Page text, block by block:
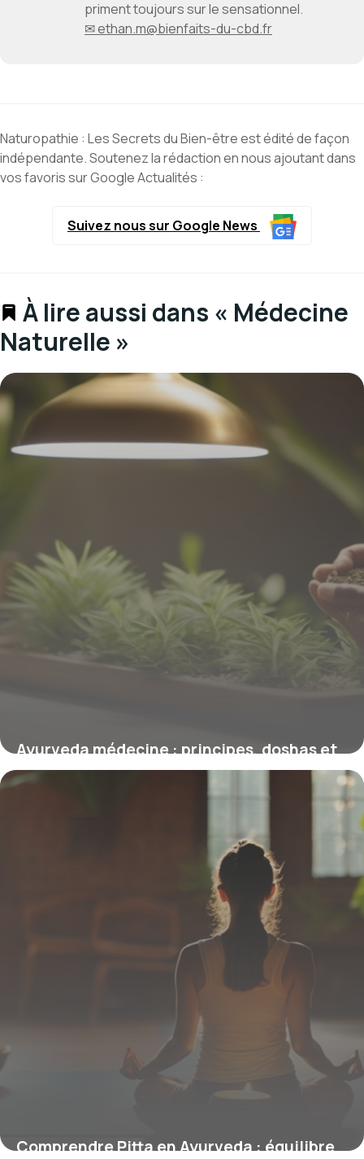
priment toujours sur le sensationnel.
✉ ethan.m@bienfaits-du-cbd.fr
Naturopathie : Les Secrets du Bien-être est édité de façon
indépendante. Soutenez la rédaction en nous ajoutant dans
vos favoris sur Google Actualités :
Suivez nous sur Google News
À lire aussi dans « Médecine
Naturelle »
Ayurveda médecine : principes, doshas et
pratiques quotidiennes
Comprendre Pitta en Ayurveda : équilibre